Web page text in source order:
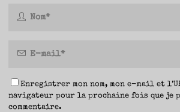
Enregistrer mon nom, mon e-mail et
navigateur pour la prochaine fois que je
commentaire.